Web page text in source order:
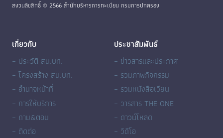
สงวนลิขสิทธิ์ © 2566 สำนักบริหารการทะเบียน กรมการปกครอง
เกี่ยวกับ
– ประวัติ สน.บท.
– โครงสร้าง สน.บท.
– อำนาจหน้าที่
– การให้บริการ
– ถาม&ตอบ
– ติดต่อ
ประชาสัมพันธ์
– ข่าวสารและประกาศ
– รวมภาพกิจกรรม
– รวมหนังสือเวียน
– วารสาร THE ONE
– ดาวน์โหลด
– วิดีโอ